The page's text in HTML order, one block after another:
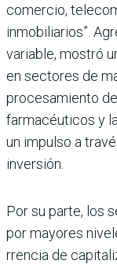
comercio,
inmobilia­rios”.
variable, mostró
en secto­res de
procesamiento
farmacéuticos y
un impulso a
inversión.
Por su parte, los
por mayores
rrencia de